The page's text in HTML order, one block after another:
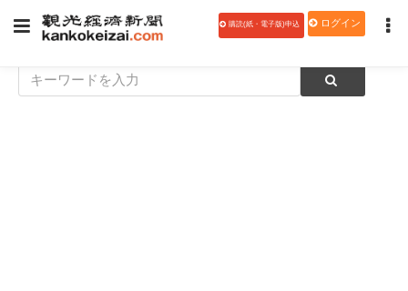
購読(紙・電子版)申込 ログイン